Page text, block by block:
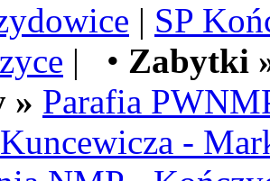
| SP
| • Zabytki
» Parafia
-